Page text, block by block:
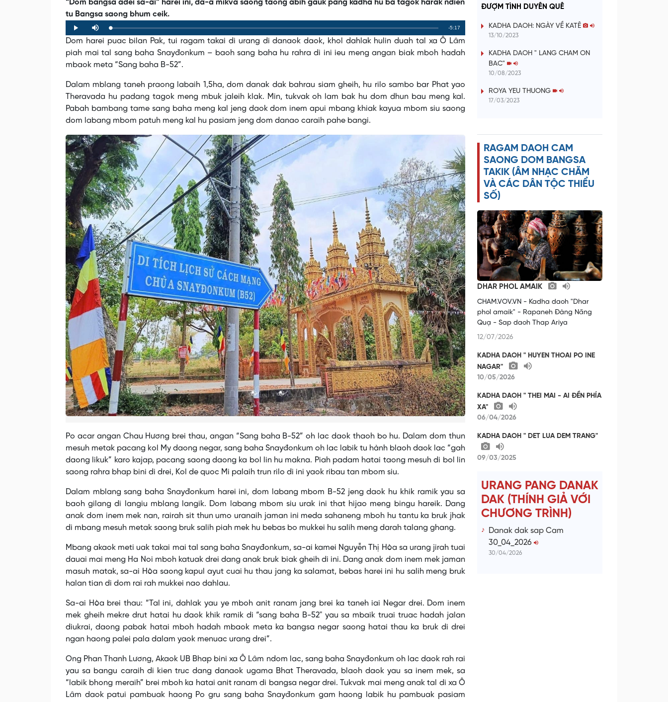
“Dom bangsa adei sa-ai” harei ini, da-a mikva saong taong abih gauk pang kadha hu ba tagok harak ndien
tu Bangsa saong bhum ceik.
Play Mute Loaded:
0%
Progress:
0%
Remaining
Time
-5:17
Dom harei puac bilan Pak, tui ragam takai di urang di danaok daok, khol dahlak hulin duah tal xa Ô Lâm
piah mai tal sang baha Snayđonkum – baoh sang baha hu rahra di ini ieu meng angan biak mboh hadah
mbaok meta “Sang baha B-52”.
Dalam mblang taneh praong labaih 1,5ha, dom danak dak bahrau siam gheih, hu rilo sambo bar Phat yao
Theravada hu padang tagok meng mbuk jaleih klak. Min, tukvak oh lam bak hu dom dhun bau meng kal.
Pabah bambang tame sang baha meng kal jeng daok dom inem apui mbang khiak kayua mbom siu saong
dom labang mbom patuh meng kal hu pasiam jeng dom danao caraih pahe bangi.
Po acar angan Chau Hương brei thau, angan “Sang baha B-52” oh lac daok thaoh bo hu. Dalam dom thun
mesuh metak pacang kol My daong negar, sang baha Snayđonkum oh lac labik tu hành blaoh daok lac “gah
daong likuk” karo kajap, pacang saong daong ka bol lin hu makna. Piah padam hatai taong mesuh di bol lin
saong rahra bhap bini di drei, Kol de quoc Mi palaih trun rilo di ini yaok ribau tan mbom siu.
Dalam mblang sang baha Snayđonkum harei ini, dom labang mbom B-52 jeng daok hu khik ramik yau sa
baoh gilang di langiu mblang langik. Dom labang mbom siu urak ini that hijao meng bingu hareik. Dang
anak dom inem mek nan, rairah sit thun umo uranaih jaman ini meda sahaneng mboh hu tantu ka bruk jhak
di mbang mesuh metak saong bruk salih piah mek hu bebas bo mukkei hu salih meng darah talang ghang.
Mbang akaok meti uak takai mai tal sang baha Snayđonkum, sa-ai kamei Nguyễn Thị Hòa sa urang jirah tuai
dauai mai meng Ha Noi mboh katuak drei dang anak bruk biak gheih di ini. Dang anak dom inem mek jaman
masuh matak, sa-ai Hòa saong kapul ayut cuai hu thau jang ka salamat, bebas harei ini hu salih meng bruk
halan tian di dom rai rah mukkei nao dahlau.
Sa-ai Hòa brei thau: “Tal ini, dahlak yau ye mboh anit ranam jang brei ka taneh iai Negar drei. Dom inem
mek gheih mekre drut hatai hu daok khik ramik di “sang baha B-52" yau sa mbaik truai truac hadah jalan
diukrai, daong pabak hatai mboh hadah mbaok meta ka bangsa negar saong hatai thau ka bruk di drei
ngan haong palei pala dalam yaok menuac urang drei”.
Ong Phan Thanh Lương, Akaok UB Bhap bini xa Ô Lâm ndom lac, sang baha Snayđonkum oh lac daok rah rai
yau sa bangu caraih di kien truc dang danaok ugama Bhat Theravada, blaoh daok yau sa inem mek, sa
“labik bhong meraih” brei mboh ka hatai anit ranam di bangsa negar drei. Tukvak mai meng anak tal di xa Ô
Lâm daok patui pambuak haong Po gru sang baha Snayđonkum gam haong labik hu pambuak pasiam
a
y
V
d
o
ĐƯỢM TÌNH DUYÊN QUÊ
KADHA DAOH: NGÀY VỀ KATÊ
13/10/2023
KADHA DAOH " LANG CHAM ON
BAC"
10/08/2023
ROYA YEU THUONG
17/03/2023
RAGAM DAOH CAM
SAONG DOM BANGSA
TAKIK (ÂM NHẠC CHĂM
VÀ CÁC DÂN TỘC THIỂU
SỐ)
DHAR PHOL AMAIK
CHAM.VOV.VN - Kadha daoh "Dhar
phol amaik" - Rapaneh Đàng Năng
Quạ - Sap daoh Thap Ariya
12/07/2026
KADHA DAOH " HUYEN THOAI PO INE
NAGAR"
10/05/2026
KADHA DAOH " THEI MAI - AI ĐỀN PHÍA
XA"
06/04/2026
KADHA DAOH " DET LUA DEM TRANG"
09/03/2025
URANG PANG DANAK
DAK (THÍNH GIẢ VỚI
CHƯƠNG TRÌNH)
Danak dak sap Cam
30_04_2026
30/04/2026